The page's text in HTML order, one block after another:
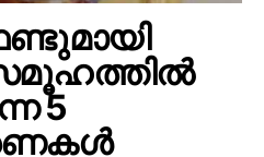
സമൂഹത്തിൽ
5